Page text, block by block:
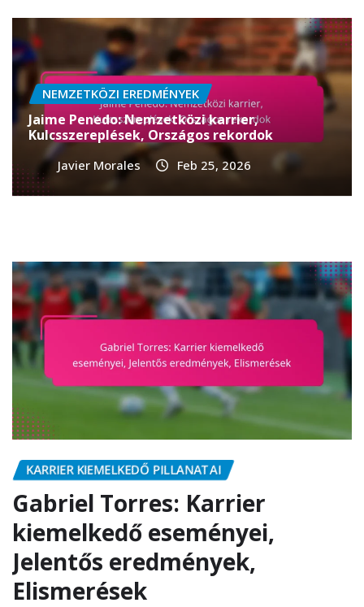
NEMZETKÖZI EREDMÉNYEK
Jaime Penedo: Nemzetközi karrier,
Kulcsszereplések, Országos rekordok
Javier Morales Feb 25, 2026
KARRIER KIEMELKEDŐ PILLANATAI
Gabriel Torres: Karrier
kiemelkedő eseményei,
Jelentős eredmények,
Elismerések